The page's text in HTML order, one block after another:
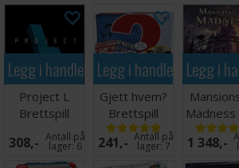
Legg i handlekurven
Project L
Brettspill
308,- Antall på
lager:6
Legg i handlekurven
Gjett hvem?
Brettspill
241,- Antall på
lager:7
Legg i
Madness
1 348,-